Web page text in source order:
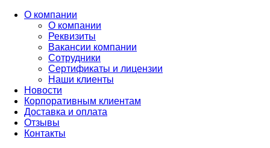
О компании
О компании
Реквизиты
Вакансии компании
Сотрудники
Сертификаты и лицензии
Наши клиенты
Новости
Корпоративным клиентам
Доставка и оплата
Отзывы
Контакты